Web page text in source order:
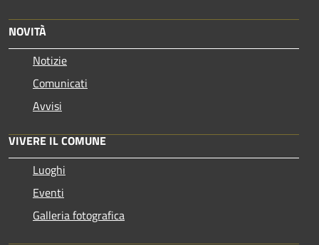
NOVITÀ
Notizie
Comunicati
Avvisi
VIVERE IL COMUNE
Luoghi
Eventi
Galleria fotografica